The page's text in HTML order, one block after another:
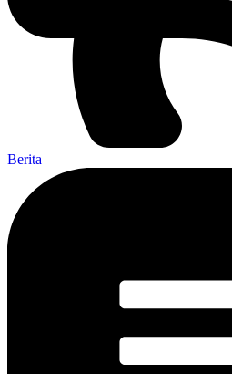
Berita